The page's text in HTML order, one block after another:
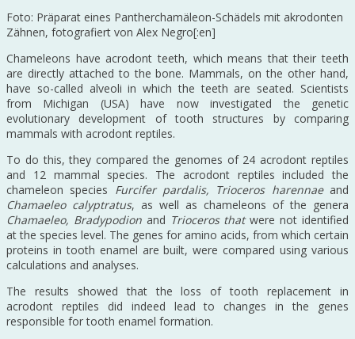
Foto: Präparat eines Pantherchamäleon-Schädels mit akrodonten
Zähnen, fotografiert von Alex Negro[:en]
Chameleons have acrodont teeth, which means that their teeth
are directly attached to the bone. Mammals, on the other hand,
have so-called alveoli in which the teeth are seated. Scientists
from Michigan (USA) have now investigated the genetic
evolutionary development of tooth structures by comparing
mammals with acrodont reptiles.
To do this, they compared the genomes of 24 acrodont reptiles
and 12 mammal species. The acrodont reptiles included the
chameleon species Furcifer pardalis, Trioceros harennaeand
Chamaeleo calyptratus, as well as chameleons of the genera
Chamaeleo, Bradypodion and Trioceros thatwere not identified
at the species level. The genes for amino acids, from which certain
proteins in tooth enamel are built, were compared using various
calculations and analyses.
The results showed that the loss of tooth replacement in
acrodont reptiles did indeed lead to changes in the genes
responsible for tooth enamel formation.